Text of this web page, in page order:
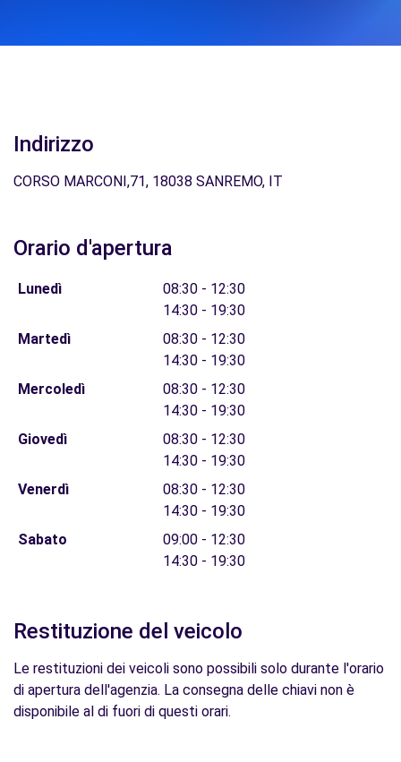
Indirizzo
CORSO MARCONI,71, 18038 SANREMO, IT
Orario d'apertura
Lunedì
08:30 - 12:30
14:30 - 19:30
Martedì
08:30 - 12:30
14:30 - 19:30
Mercoledì
08:30 - 12:30
14:30 - 19:30
Giovedì
08:30 - 12:30
14:30 - 19:30
Venerdì
08:30 - 12:30
14:30 - 19:30
Sabato
09:00 - 12:30
14:30 - 19:30
Restituzione del veicolo
Le restituzioni dei veicoli sono possibili solo durante l'orario
di apertura dell'agenzia. La consegna delle chiavi non è
disponibile al di fuori di questi orari.